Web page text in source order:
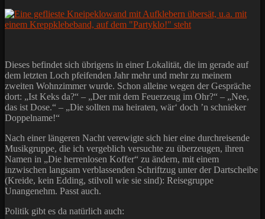
Dieses befindet sich übrigens in einer Lokalität, die im gerade auf
dem letzten Loch pfeifenden Jahr mehr und mehr zu meinem
zweiten Wohnzimmer wurde. Schon alleine wegen der Gespräche
dort: „Ist Keks da?“ – „Der mit dem Feuerzeug im Ohr?“ – „Nee,
das ist Dose.“ – „Die sollten ma heiraten, wär‘ doch ’n schnieker
Doppelname!“
Nach einer längeren Nacht verewigte sich hier eine durchreisende
Musikgruppe, die ich vergeblich versuchte zu überzeugen, ihren
Namen in „Die herrenlosen Koffer“ zu ändern, mit einem
inzwischen langsam verblassenden Schriftzug unter der Dartscheibe
(Kreide, kein Edding, stilvoll wie sie sind): Reisegruppe
Unangenehm. Passt auch.
Politik gibt es da natürlich auch: